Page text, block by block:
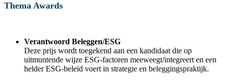
Thema Awards
Verantwoord Beleggen/ESG
Deze prijs wordt toegekend aan een kandidaat die op
uitmuntende wijze ESG-factoren meeweegt/integreert en een
helder ESG-beleid voert in strategie en beleggingspraktijk.